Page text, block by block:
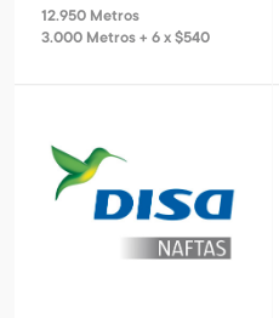
12.950 Metros
3.000 Metros + 6 x $540